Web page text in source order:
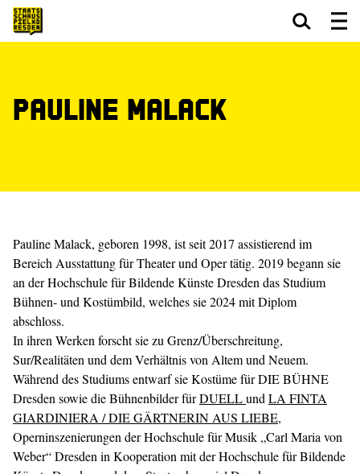
Pauline Malack
Pauline Malack, geboren 1998, ist seit 2017 assistierend im
Bereich Ausstattung für Theater und Oper tätig. 2019 begann sie
an der Hochschule für Bildende Künste Dresden das Studium
Bühnen- und Kostümbild, welches sie 2024 mit Diplom
abschloss.
In ihren Werken forscht sie zu Grenz/Überschreitung,
Sur/Realitäten und dem Verhältnis von Altem und Neuem.
Während des Studiums entwarf sie Kostüme für DIE BÜHNE
Dresden sowie die Bühnenbilder fürDUELLund LA FINTA
GIARDINIERA / DIE GÄRTNERIN AUS LIEBE,
Operninszenierungen der Hochschule für Musik „Carl Maria von
Weber“ Dresden in Kooperation mit der Hochschule für Bildende